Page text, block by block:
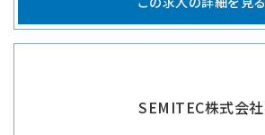
SEMITEC株式会社